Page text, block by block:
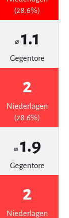
(28.6%)
⌀ 1.1
Gegentore
2
Niederlagen
(28.6%)
⌀ 1.9
Gegentore
2
Niederlagen